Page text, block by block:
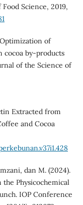
Science, 2019,
Optimization of
cocoa by‐products
of the Science of
Extracted from
and Cocoa
dan M. (2024).
Physicochemical
IOP Conference